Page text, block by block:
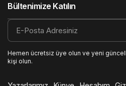
Bültenimize Katılın
Hemen ücretsiz üye olun ve yeni
kişi olun.